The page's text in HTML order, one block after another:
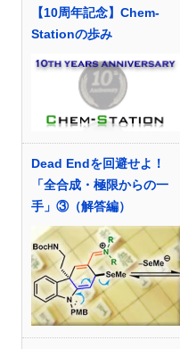
【10周年記念】Chem-
Stationの歩み
Dead Endを回避せよ！
「全合成・極限からの一
手」③（解答編）